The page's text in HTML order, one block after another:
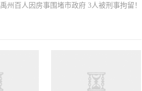
禹州百人因房事围堵市政府 3人被刑事拘留！